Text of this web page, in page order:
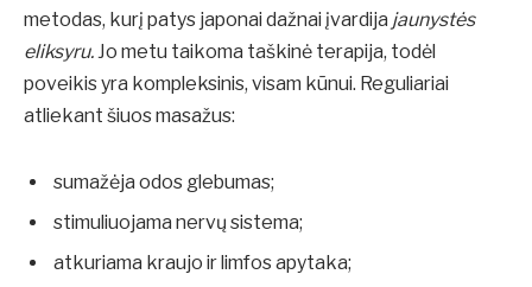
metodas, kurį patys japonai dažnai įvardija jaunystės
eliksyru.Jo metu taikoma taškinė terapija, todėl
poveikis yra kompleksinis, visam kūnui. Reguliariai
atliekant šiuos masažus:
sumažėja odos glebumas;
stimuliuojama nervų sistema;
atkuriama kraujo ir limfos apytaka;